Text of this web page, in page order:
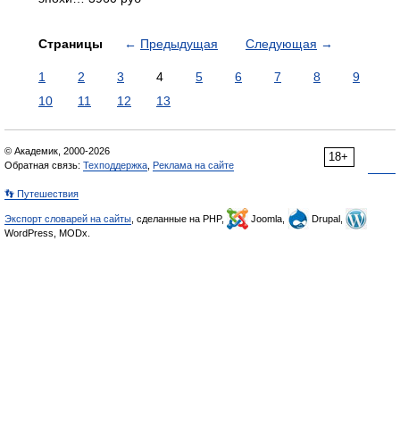
Страницы ← Предыдущая Следующая →
1 2 3 4 5 6 7 8
9
10
11 12 13
18+
© Академик, 2000-2026
Обратная связь: Техподдержка Реклама на сайте
👣 Путешествия
Экспорт словарей на сайты , сделанные на PHP, Joomla,
Drupal,
WordPress, MODx.